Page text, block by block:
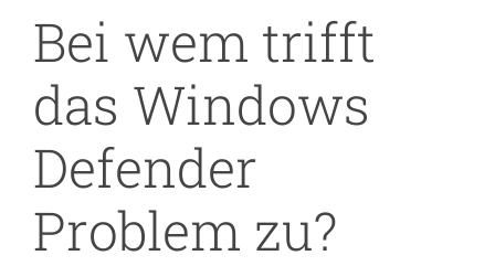
Bei wem trifft
das Windows
Defender
Problem zu?